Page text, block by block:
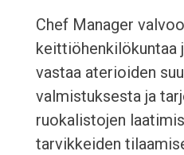
Chef Manager
keittiöhenkilökuntaa
vastaa aterioiden
valmistuksesta ja
ruokalistojen
tarvikkeiden